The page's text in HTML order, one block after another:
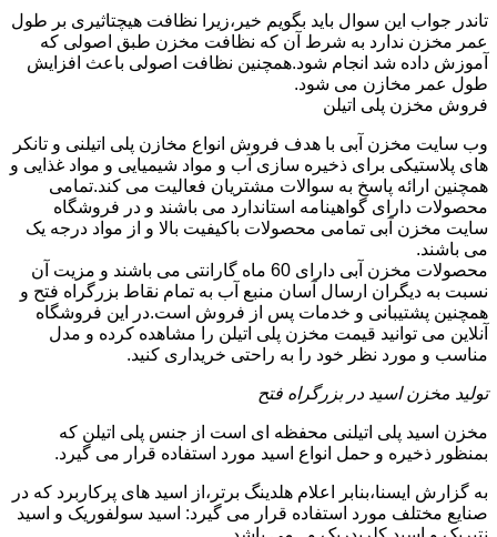
تاندر جواب این سوال باید بگویم خیر،زیرا نظافت هیچتاثیری بر طول
عمر مخزن ندارد به شرط آن که نظافت مخزن طبق اصولی که
آموزش داده شد انجام شود.همچنین نظافت اصولی باعث افزایش
طول عمر مخازن می شود.
فروش مخزن پلی اتیلن
وب سایت مخزن آبی با هدف فروش انواع مخازن پلی اتیلنی و تانکر
های پلاستیکی برای ذخیره سازی آب و مواد شیمیایی و مواد غذایی و
همچنین ارائه پاسخ به سوالات مشتریان فعالیت می کند.تمامی
محصولات دارای گواهینامه استاندارد می باشند و در فروشگاه
سایت مخزن آبی تمامی محصولات باکیفیت بالا و از مواد درجه یک
می باشند.
محصولات مخزن آبی دارای 60 ماه گارانتی می باشند و مزیت آن
نسبت به دیگران ارسال آسان منبع آب به تمام نقاط بزرگراه فتح و
همچنین پشتیبانی و خدمات پس از فروش است.در این فروشگاه
آنلاین می توانید قیمت مخزن پلی اتیلن را مشاهده کرده و مدل
مناسب و مورد نظر خود را به راحتی خریداری کنید.
تولید مخزن اسید در بزرگراه فتح
مخزن اسید پلی اتیلنی محفظه ای است از جنس پلی اتیلن که
بمنظور ذخیره و حمل انواع اسید مورد استفاده قرار می گیرد.
به گزارش ایسنا،بنابر اعلام هلدینگ برتر،از اسید های پرکاربرد که در
صنایع مختلف مورد استفاده قرار می گیرد: اسید سولفوریک و اسید